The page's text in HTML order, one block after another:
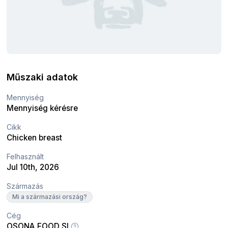
Műszaki adatok
Mennyiség
Mennyiség kérésre
Cikk
Chicken breast
Felhasznált
Jul 10th, 2026
Származás
Mi a származási ország?
Cég